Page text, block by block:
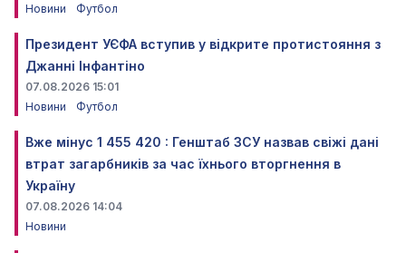
Новини
Футбол
Президент УЄФА вступив у відкрите протистояння з
Джанні Інфантіно
07.08.2026 15:01
Новини
Футбол
Вже мінус 1 455 420 : Генштаб ЗСУ назвав свіжі дані
втрат загарбників за час їхнього вторгнення в
Україну
07.08.2026 14:04
Новини